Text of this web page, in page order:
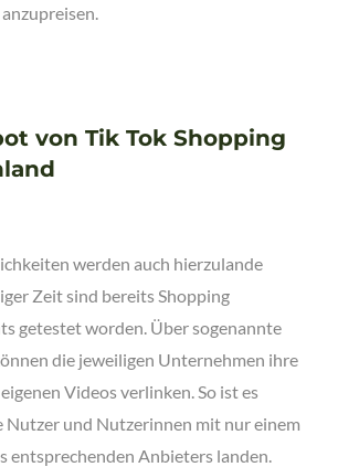
von Tik Tok Shopping
werden auch hierzulande
Zeit sind bereits Shopping
getestet worden. Über sogenannte
die jeweiligen Unternehmen ihre
Videos verlinken. So ist es
Nutzer und Nutzerinnen mit nur einem
entsprechenden Anbieters landen.